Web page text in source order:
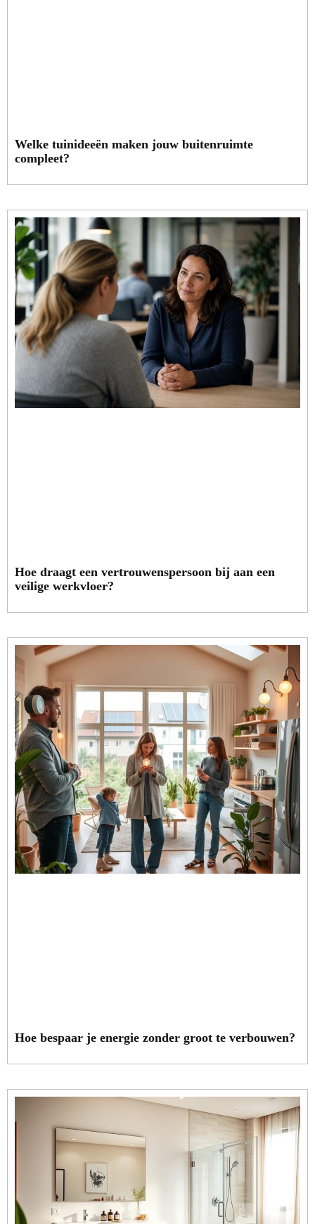
Welke tuinideeën maken jouw buitenruimte
compleet?
Hoe draagt een vertrouwenspersoon bij aan een
veilige werkvloer?
Hoe bespaar je energie zonder groot te verbouwen?